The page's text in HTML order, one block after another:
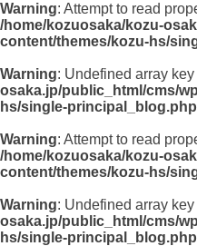
Warning: Attempt to read
/home/kozuosaka/kozu-
content/themes/kozu-hs/
Warning: Undefined array key
osaka.jp/public_html/cms/
hs/single-principal_blog.php
Warning: Attempt to read
/home/kozuosaka/kozu-
content/themes/kozu-hs/
Warning: Undefined array key
osaka.jp/public_html/cms/
hs/single-principal_blog.php